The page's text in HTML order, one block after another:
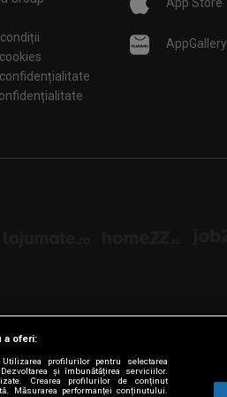
de confidențialitate
AppGallery
a oferi:
profilurilor pentru selectarea
și îmbunătățirea serviciilor.
Crearea profilurilor de conținut
Măsurarea performanței conținutului.